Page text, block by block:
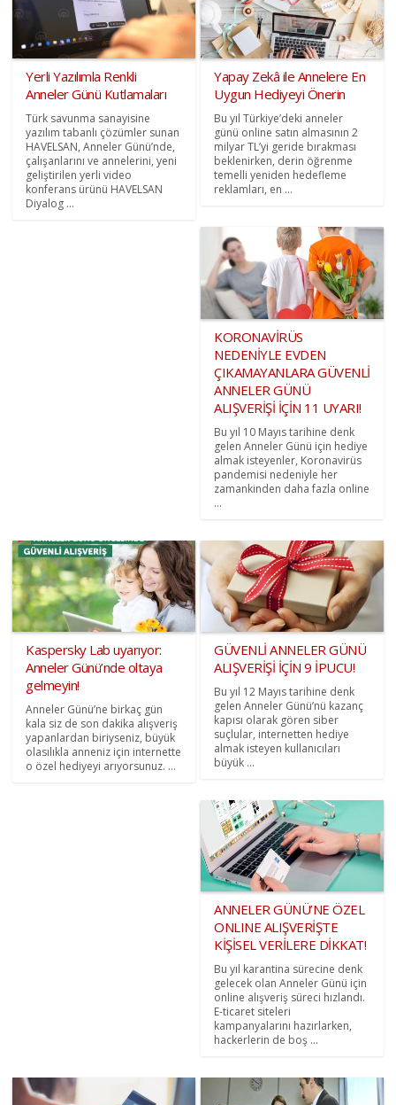
Yerli Yazılımla Renkli
Anneler Günü Kutlamaları
Türk savunma sanayisine
yazılım tabanlı çözümler sunan
HAVELSAN, Anneler Günü’nde,
çalışanlarını ve annelerini, yeni
geliştirilen yerli video
konferans ürünü HAVELSAN
Diyalog ...
Yapay Zekâ ile Annelere En
Uygun Hediyeyi Önerin
Bu yıl Türkiye’deki anneler
günü online satın almasının 2
milyar TL’yi geride bırakması
beklenirken, derin öğrenme
temelli yeniden hedefleme
reklamları, en ...
KORONAVİRÜS
NEDENİYLE EVDEN
ÇIKAMAYANLARA GÜVENLİ
ANNELER GÜNÜ
ALIŞVERİŞİ İÇİN 11 UYARI!
Bu yıl 10 Mayıs tarihine denk
gelen Anneler Günü için hediye
almak isteyenler, Koronavirüs
pandemisi nedeniyle her
zamankinden daha fazla online
...
Kaspersky Lab uyarıyor:
Anneler Günü’nde oltaya
gelmeyin!
Anneler Günü’ne birkaç gün
kala siz de son dakika alışveriş
yapanlardan biriyseniz, büyük
olasılıkla anneniz için internette
o özel hediyeyi arıyorsunuz. ...
GÜVENLİ ANNELER GÜNÜ
ALIŞVERİŞİ İÇİN 9 İPUCU!
Bu yıl 12 Mayıs tarihine denk
gelen Anneler Günü’nü kazanç
kapısı olarak gören siber
suçlular, internetten hediye
almak isteyen kullanıcıları
büyük ...
ANNELER GÜNÜ’NE ÖZEL
ONLINE ALIŞVERİŞTE
KİŞİSEL VERİLERE DİKKAT!
Bu yıl karantina sürecine denk
gelecek olan Anneler Günü için
online alışveriş süreci hızlandı.
E-ticaret siteleri
kampanyalarını hazırlarken,
hackerlerin de boş ...